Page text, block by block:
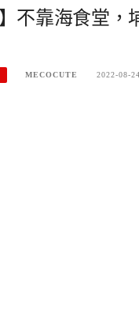
不靠海食堂，
MECOCUTE 2022-08-24